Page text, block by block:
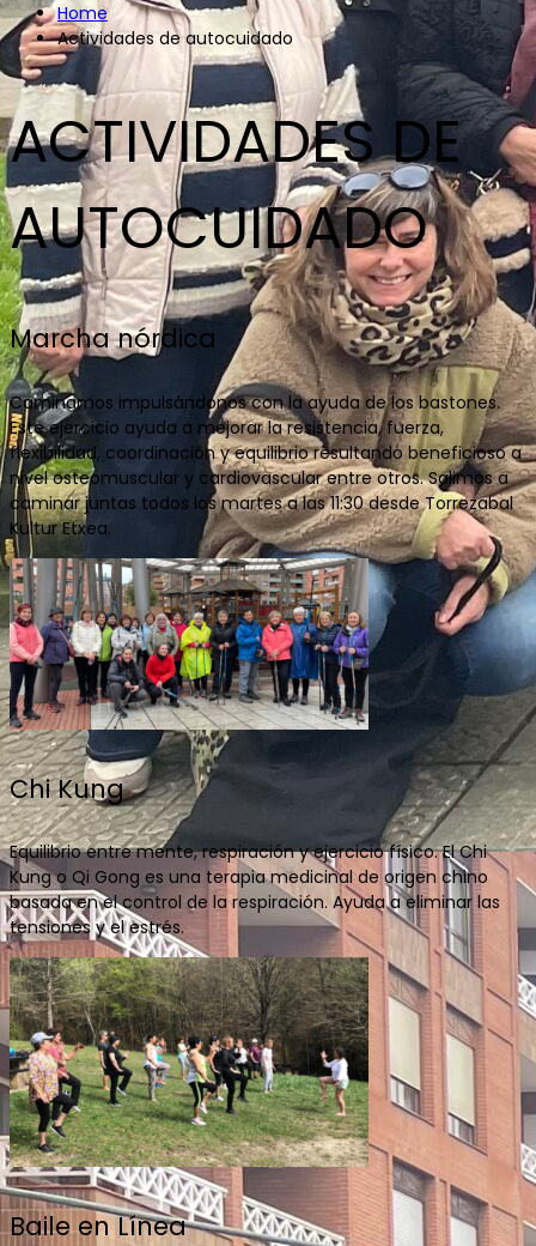
Home
Actividades de autocuidado
ACTIVIDADES DE
AUTOCUIDADO
Marcha nórdica
Caminamos impulsándonos con la ayuda de los bastones.
Este ejercicio ayuda a mejorar la resistencia, fuerza,
flexibilidad, coordinación y equilibrio resultando beneficioso a
nivel osteomuscular y cardiovascular entre otros. Salimos a
caminar juntas todos los martes a las 11:30 desde Torrezabal
Kultur Etxea.
Chi Kung
Equilibrio entre mente, respiración y ejercicio físico. El Chi
Kung o Qi Gong es una terapia medicinal de origen chino
basada en el control de la respiración. Ayuda a eliminar las
tensiones y el estrés.
Baile en Línea